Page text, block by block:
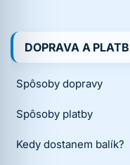
DOPRAVA A
Spôsoby dopravy
Spôsoby platby
Kedy dostanem balík?